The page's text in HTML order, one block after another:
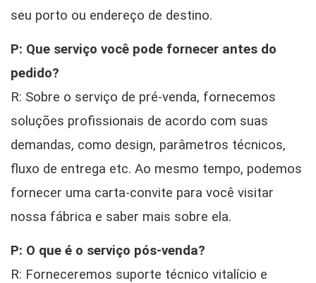
seu porto ou endereço de destino.
P: Que serviço você pode fornecer antes do
pedido?
R: Sobre o serviço de pré-venda, fornecemos
soluções profissionais de acordo com suas
demandas, como design, parâmetros técnicos,
fluxo de entrega etc. Ao mesmo tempo, podemos
fornecer uma carta-convite para você visitar
nossa fábrica e saber mais sobre ela.
P: O que é o serviço pós-venda?
R: Forneceremos suporte técnico vitalício e